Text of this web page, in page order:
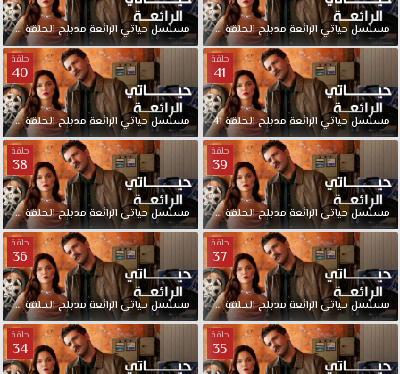
مسلسلحياتي الرائعة مدبلجالحلقة43 مسلسلحياتي الرائعة مدبلجالحلقة42
حلقة
41
مسلسلحياتي الرائعة مدبلجالحلقة41
حلقة
40
مسلسلحياتي الرائعة مدبلجالحلقة40
حلقة
39
مسلسلحياتي الرائعة مدبلجالحلقة39
حلقة
38
مسلسلحياتي الرائعة مدبلجالحلقة38
حلقة
37
مسلسلحياتي الرائعة مدبلجالحلقة37
حلقة
36
مسلسلحياتي الرائعة مدبلجالحلقة36
حلقة
35
حلقة
34